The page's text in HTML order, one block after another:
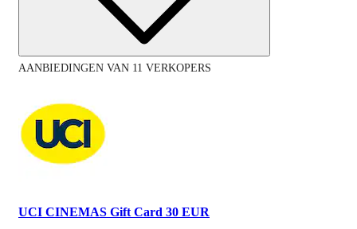
AANBIEDINGEN VAN 11 VERKOPERS
UCI CINEMAS Gift Card 30 EUR